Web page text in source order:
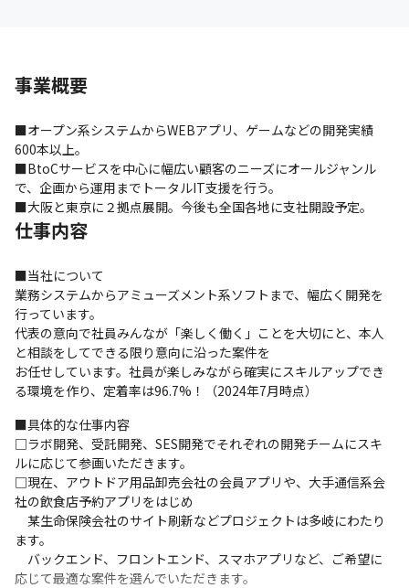
事業概要
■オープン系システムからWEBアプリ、ゲームなどの開発実績
600本以上。
■BtoCサービスを中心に幅広い顧客のニーズにオールジャンル
で、企画から運用までトータルIT支援を行う。
■大阪と東京に２拠点展開。今後も全国各地に支社開設予定。
仕事内容
■当社について
業務システムからアミューズメント系ソフトまで、幅広く開発を
行っています。
代表の意向で社員みんなが「楽しく働く」ことを大切にと、本人
と相談をしてできる限り意向に沿った案件を
お任せしています。社員が楽しみながら確実にスキルアップでき
る環境を作り、定着率は96.7%！（2024年7月時点）
■具体的な仕事内容
□ラボ開発、受託開発、SES開発でそれぞれの開発チームにスキ
ルに応じて参画いただきます。
□現在、アウトドア用品卸売会社の会員アプリや、大手通信系会
社の飲食店予約アプリをはじめ
某生命保険会社のサイト刷新などプロジェクトは多岐にわたり
ます。
バックエンド、フロントエンド、スマホアプリなど、ご希望に
応じて最適な案件を選んでいただきます。